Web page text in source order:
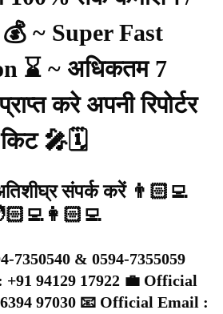
~ Super Fast
⌛ ~ अधिकतम 7
करे अपनी रिपोर्टर
किट 🎤🗓️
संपर्क करें 👨🏻‍💻
7350540 & 0594-7355059
+91 94129 17922 💼 Official
97030 📧 Official Email :